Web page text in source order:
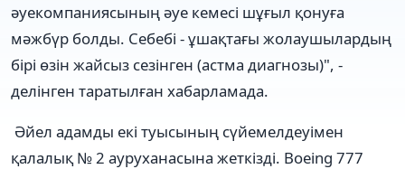
әуекомпаниясының әуе кемесі шұғыл қонуға
мәжбүр болды. Себебі - ұшақтағы жолаушылардың
бірі өзін жайсыз сезінген (астма диагнозы)", -
делінген таратылған хабарламада.
Әйел адамды екі туысының сүйемелдеуімен
қалалық № 2 ауруханасына жеткізді. Boeing 777